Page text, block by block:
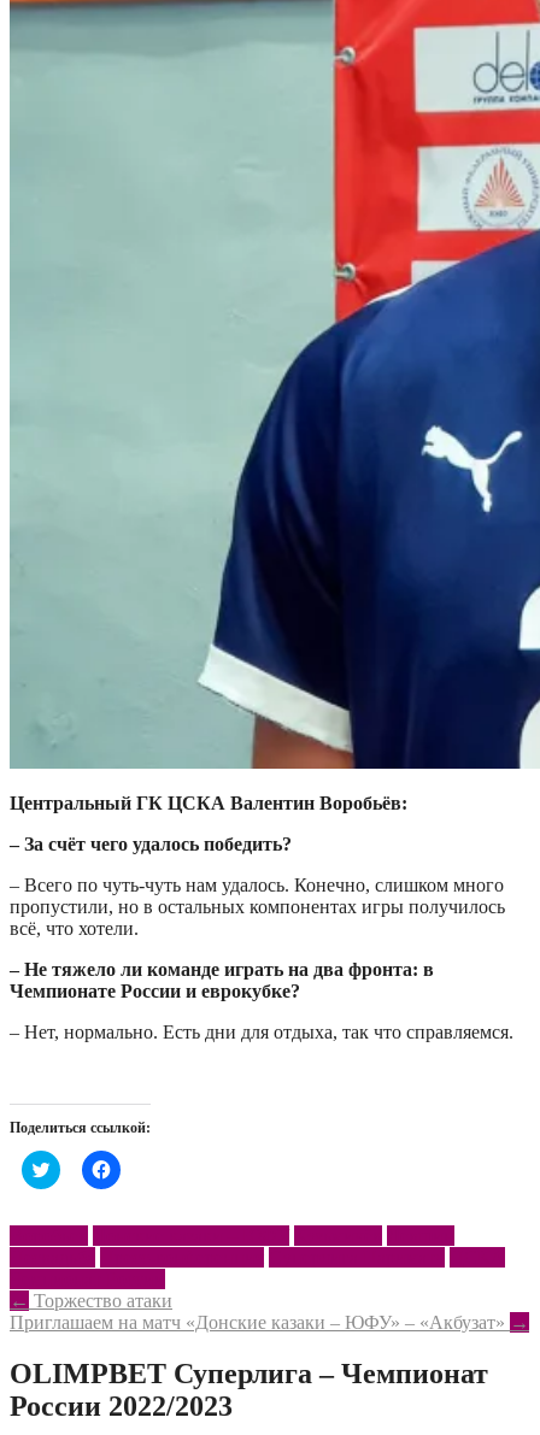
Центральный ГК ЦСКА Валентин Воробьёв:
– За счёт чего удалось победить?
– Всего по чуть-чуть нам удалось. Конечно, слишком много
пропустили, но в остальных компонентах игры получилось
всё, что хотели.
– Не тяжело ли команде играть на два фронта: в
Чемпионате России и еврокубке?
– Нет, нормально. Есть дни для отдыха, так что справляемся.
Поделиться ссылкой:
Нажмите,
чтобы
Twitter
(Открывается
новом
окне)
Нажмите,
чтобы
Facebook
(Открывается
новом
окне)
Post
navigation
← Торжество атаки
Приглашаем на матч «Донские казаки – ЮФУ» – «Акбузат» →
OLIMPBET Суперлига – Чемпионат
России 2022/2023